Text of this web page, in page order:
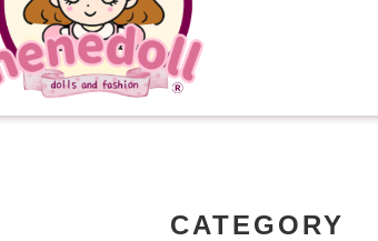
CATEGORY